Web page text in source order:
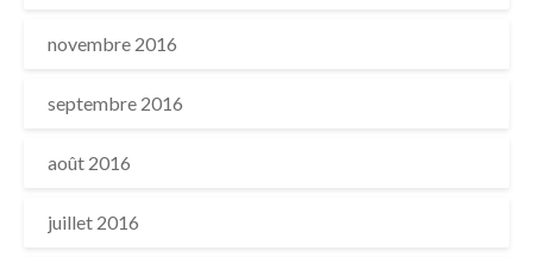
novembre 2016
septembre 2016
août 2016
juillet 2016